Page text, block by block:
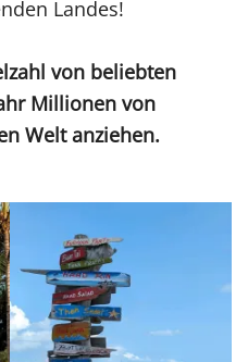
Landes!
von beliebten
Millionen von
Welt anziehen.